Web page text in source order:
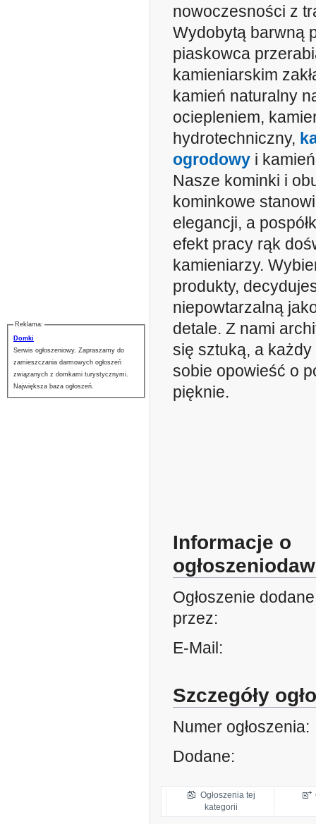
Reklama:
Domki
Serwis ogłoszeniowy. Zapraszamy do
zamieszczania darmowych ogłoszeń
związanych z domkami turystycznymi.
Największa baza ogłoszeń.
nowoczesności z
Wydobytą barwną
piaskowca
kamieniarskim
kamień naturalny
ociepleniem,
hydrotechniczny,
ogrodowy i
Nasze kominki i
kominkowe
elegancji, a
efekt pracy rąk
kamieniarzy.
produkty,
niepowtarzalną
detale. Z nami
się sztuką, a
sobie opowieść o
pięknie.
Informacje o
Ogłoszenie dodane
przez:
E-Mail:
Szczegóły
Numer ogłoszenia:
Dodane:
Ogłoszenia tej
kategorii